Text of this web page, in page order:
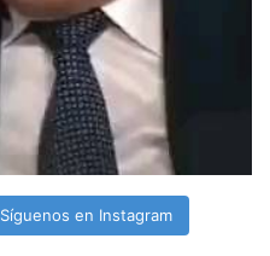
Síguenos en Instagram